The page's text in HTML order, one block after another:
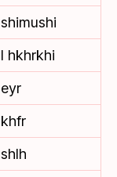
shimushi
l hkhrkhi
eyr
khfr
shlh